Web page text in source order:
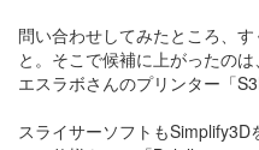
問い合わせしてみたところ、
と。そこで候補に上がったの
エスラボさんのプリンター「
スライサーソフトも